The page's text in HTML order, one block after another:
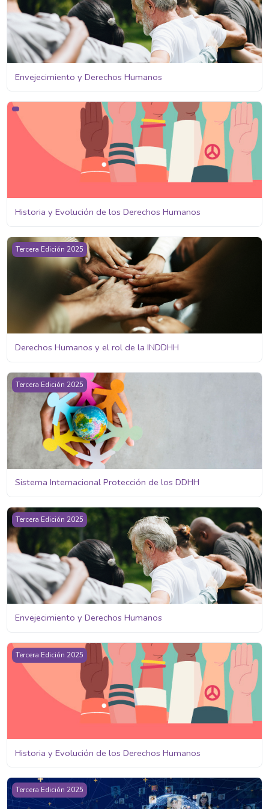
Envejecimiento y Derechos Humanos
Historia y Evolución de los Derechos Humanos
Historia y Evolución de los Derechos Humanos
Derechos Humanos y el rol de la INDDHH
Tercera Edición 2025
Derechos Humanos y el rol de la INDDHH
Sistema Internacional Protección de los DDHH
Tercera Edición 2025
Sistema Internacional Protección de los DDHH
Envejecimiento y Derechos Humanos
Tercera Edición 2025
Envejecimiento y Derechos Humanos
Historia y Evolución de los Derechos Humanos
Tercera Edición 2025
Historia y Evolución de los Derechos Humanos
Ciudadanía Digital y DDHH
Tercera Edición 2025